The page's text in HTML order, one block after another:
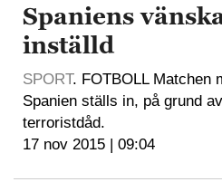
Spaniens
inställd
SPORT. FOTBOLL Matchen
Spanien ställs in, på grund
terroristdåd.
17 nov 2015 | 09:04